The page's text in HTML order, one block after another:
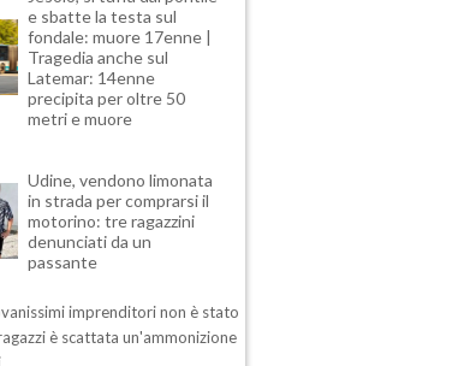
e sbatte la testa sul
fondale: muore 17enne |
Tragedia anche sul
Latemar: 14enne
precipita per oltre 50
metri e muore
Udine, vendono limonata
in strada per comprarsi il
motorino: tre ragazzini
denunciati da un
passante
imprenditori non è stato
è scattata un'ammonizione